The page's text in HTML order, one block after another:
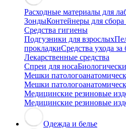
Расходные материалы для
ЗондыКонтейнеры для сбора
Средства гигиены
Подгузники для взрослых
прокладкиСредства ухода
Лекарственные средства
Спреи для носа
Мешки
Мешки
Медицинские резиновые
Медицинские резиновые
Одежда и белье